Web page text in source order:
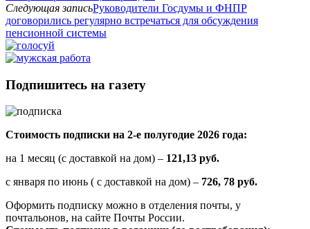
Следующая записьРуководители Госдумы и ФНПР
договорились регулярно встречаться для обсуждения
пенсионной системы
Подпишитесь на газету
Стоимость подписки на 2-е полугодие 2026 года:
на 1 месяц (с доставкой на дом) – 121,13 руб.
с января по июнь ( с доставкой на дом) – 726, 78 руб.
Оформить подписку можно в отделения почты, у
почтальонов, на сайте Почты России.